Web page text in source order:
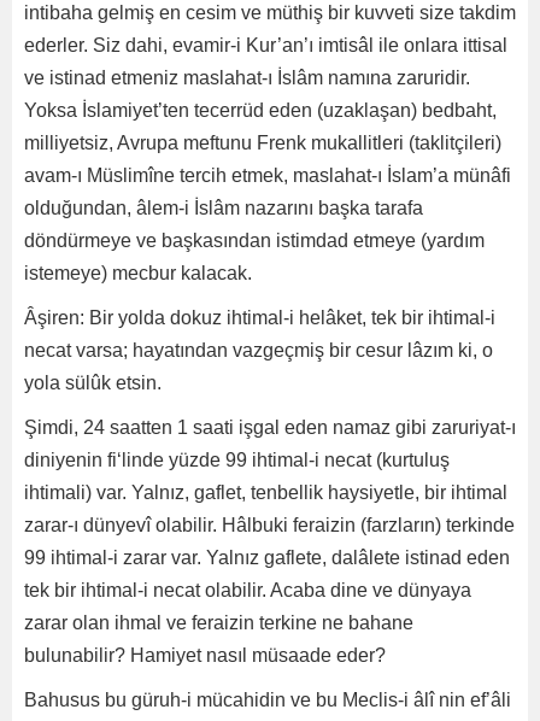
intibaha gelmiş en cesim ve müthiş bir kuvveti size takdim
ederler. Siz dahi, evamir-i Kur’an’ı imtisâl ile onlara ittisal
ve istinad etmeniz maslahat-ı İslâm namına zaruridir.
Yoksa İslamiyet’ten tecerrüd eden (uzaklaşan) bedbaht,
milliyetsiz, Avrupa meftunu Frenk mukallitleri (taklitçileri)
avam-ı Müslimîne tercih etmek, maslahat-ı İslam’a münâfi
olduğundan, âlem-i İslâm nazarını başka tarafa
döndürmeye ve başkasından istimdad etmeye (yardım
istemeye) mecbur kalacak.
Âşiren: Bir yolda dokuz ihtimal-i helâket, tek bir ihtimal-i
necat varsa; hayatından vazgeçmiş bir cesur lâzım ki, o
yola sülûk etsin.
Şimdi, 24 saatten 1 saati işgal eden namaz gibi zaruriyat-ı
diniyenin fi‘linde yüzde 99 ihtimal-i necat (kurtuluş
ihtimali) var. Yalnız, gaflet, tenbellik haysiyetle, bir ihtimal
zarar-ı dünyevî olabilir. Hâlbuki feraizin (farzların) terkinde
99 ihtimal-i zarar var. Yalnız gaflete, dalâlete istinad eden
tek bir ihtimal-i necat olabilir. Acaba dine ve dünyaya
zarar olan ihmal ve feraizin terkine ne bahane
bulunabilir? Hamiyet nasıl müsaade eder?
Bahusus bu güruh-i mücahidin ve bu Meclis-i âlî nin ef’âli